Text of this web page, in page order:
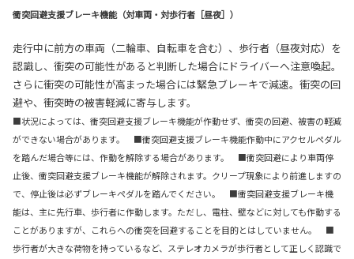
衝突回避支援ブレーキ機能（対車両・対歩行者［昼夜］）
走行中に前方の車両（二輪車、自転車を含む）、歩行者（昼夜対応）を
認識し、衝突の可能性があると判断した場合にドライバーへ注意喚起。
さらに衝突の可能性が高まった場合には緊急ブレーキで減速。衝突の回
避や、衝突時の被害軽減に寄与します。
■状況によっては、衝突回避支援ブレーキ機能が作動せず、衝突の回避、被害の軽減
ができない場合があります。 ■衝突回避支援ブレーキ機能作動中にアクセルペダル
を踏んだ場合等には、作動を解除する場合があります。 ■衝突回避により車両停
止後、衝突回避支援ブレーキ機能が解除されます。クリープ現象により前進しますの
で、停止後は必ずブレーキペダルを踏んでください。 ■衝突回避支援ブレーキ機
能は、主に先行車、歩行者に作動します。ただし、電柱、壁などに対しても作動する
ことがありますが、これらへの衝突を回避することを目的とはしていません。 ■
歩行者が大きな荷物を持っているなど、ステレオカメラが歩行者として正しく認識で